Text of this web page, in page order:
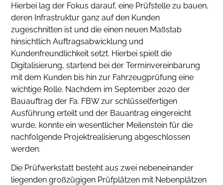
Hierbei lag der Fokus darauf, eine Prüfstelle zu bauen,
deren Infrastruktur ganz auf den Kunden
zugeschnitten ist und die einen neuen Maßstab
hinsichtlich Auftragsabwicklung und
Kundenfreundlichkeit setzt. Hierbei spielt die
Digitalisierung, startend bei der Terminvereinbarung
mit dem Kunden bis hin zur Fahrzeugprüfung eine
wichtige Rolle. Nachdem im September 2020 der
Bauauftrag der Fa. FBW zur schlüsselfertigen
Ausführung erteilt und der Bauantrag eingereicht
wurde, konnte ein wesentlicher Meilenstein für die
nachfolgende Projektrealisierung abgeschlossen
werden.
Die Prüfwerkstatt besteht aus zwei nebeneinander
liegenden großzügigen Prüfplätzen mit Nebenplätzen